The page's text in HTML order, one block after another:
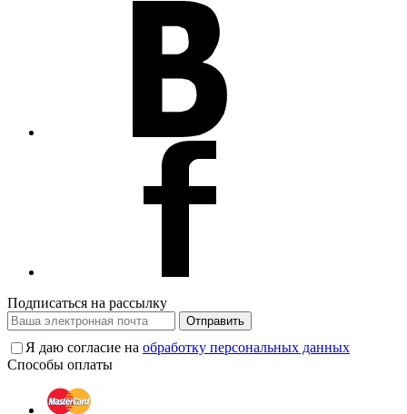
Подписаться на рассылку
Отправить
Я даю согласие на обработку персональных данных
Способы оплаты